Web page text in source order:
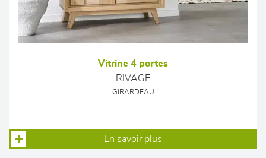
Vitrine 4 portes
RIVAGE
GIRARDEAU
En savoir plus